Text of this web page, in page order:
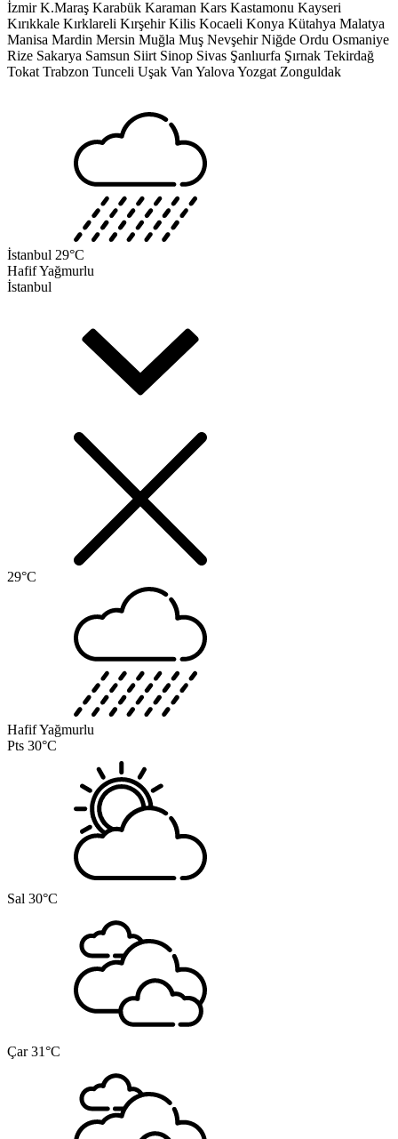
İzmir K.Maraş Karabük Karaman Kars Kastamonu Kayseri
Kırıkkale Kırklareli Kırşehir Kilis Kocaeli Konya Kütahya Malatya
Manisa Mardin Mersin Muğla Muş Nevşehir Niğde Ordu Osmaniye
Rize Sakarya Samsun Siirt Sinop Sivas Şanlıurfa Şırnak Tekirdağ
Tokat Trabzon Tunceli Uşak Van Yalova Yozgat Zonguldak
İstanbul 29°C
Hafif Yağmurlu
İstanbul
29°C
Hafif Yağmurlu
Pts 30°C
Sal 30°C
Çar 31°C